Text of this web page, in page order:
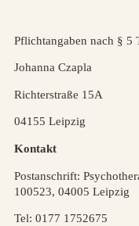
Pflichtangaben nach § 5
Johanna Czapla
Richterstraße 15A
04155 Leipzig
Kontakt
Postanschrift:
100523, 04005 Leipzig
Tel: 0177 1752675